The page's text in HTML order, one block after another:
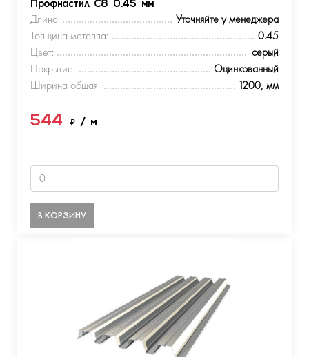
Профнастил С8 0.45 мм
Длина:
Уточняйте у менеджера
Толщина металла:
0.45
Цвет:
серый
Покрытие:
Оцинкованный
Ширина общая:
1200, мм
544 ₽ / м
В КОРЗИНУ